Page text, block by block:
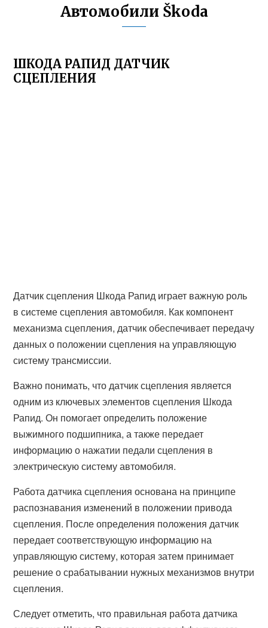
Автомобили Škoda
ШКОДА РАПИД ДАТЧИК
СЦЕПЛЕНИЯ
Датчик сцепления Шкода Рапид играет важную роль
в системе сцепления автомобиля. Как компонент
механизма сцепления, датчик обеспечивает передачу
данных о положении сцепления на управляющую
систему трансмиссии.
Важно понимать, что датчик сцепления является
одним из ключевых элементов сцепления Шкода
Рапид. Он помогает определить положение
выжимного подшипника, а также передает
информацию о нажатии педали сцепления в
электрическую систему автомобиля.
Работа датчика сцепления основана на принципе
распознавания изменений в положении привода
сцепления. После определения положения датчик
передает соответствующую информацию на
управляющую систему, которая затем принимает
решение о срабатывании нужных механизмов внутри
сцепления.
Следует отметить, что правильная работа датчика